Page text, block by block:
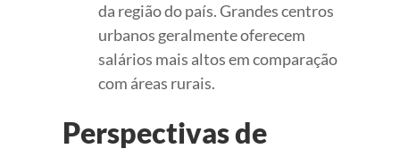
da região do país. Grandes centros
urbanos geralmente oferecem
salários mais altos em comparação
com áreas rurais.
Perspectivas de